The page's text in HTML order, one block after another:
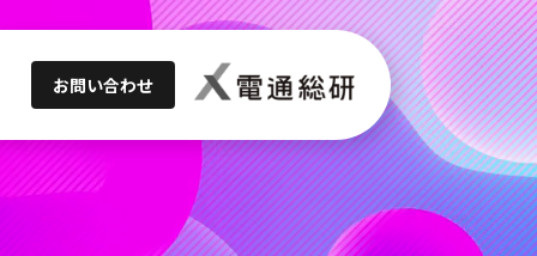
お問い合わせ